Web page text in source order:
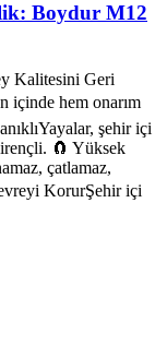
Boydur M12
Kalitesini Geri
içinde hem onarım
şehir içi
🧲 Yüksek
çatlamaz,
KorurŞehir içi